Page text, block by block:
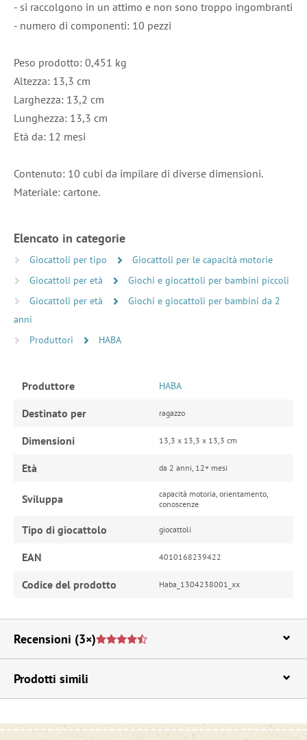
- si raccolgono in un attimo e non sono troppo ingombranti
- numero di componenti: 10 pezzi
Peso prodotto: 0,451 kg
Altezza: 13,3 cm
Larghezza: 13,2 cm
Lunghezza: 13,3 cm
Età da: 12 mesi
Contenuto: 10 cubi da impilare di diverse dimensioni.
Materiale: cartone.
Elencato in categorie
Giocattoli per tipo
Giocattoli per le capacità motorie
Giocattoli per età
Giochi e giocattoli per bambini piccoli
Giocattoli per età
Giochi e giocattoli per bambini da 2
anni
Produttori
HABA
Produttore HABA
Destinato per ragazzo
Dimensioni 13,3 x 13,3 x 13,3 cm
Età da 2 anni, 12+ mesi
Sviluppa
capacità motoria, orientamento,
conoscenze
Tipo di giocattolo giocattoli
EAN 4010168239422
Codice del prodotto Haba_1304238001_xx
Recensioni (3×)
Prodotti simili